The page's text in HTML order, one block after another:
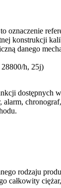
oznaczenie
konstrukcji
danego
h, 25j)
dostępnych
alarm,
rodzaju
całkowity